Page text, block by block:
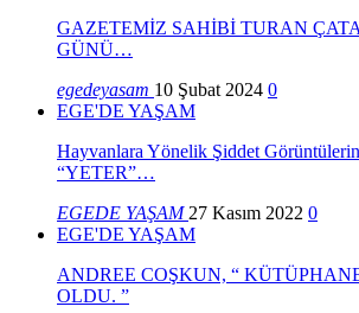
GAZETEMİZ SAHİBİ TURAN
GÜNÜ…
egedeyasam 10 Şubat 2024 0
EGE'DE YAŞAM
Hayvanlara Yönelik Şiddet
“YETER”…
EGEDE YAŞAM 27 Kasım 2022 0
EGE'DE YAŞAM
ANDREE COŞKUN, “
OLDU. ”